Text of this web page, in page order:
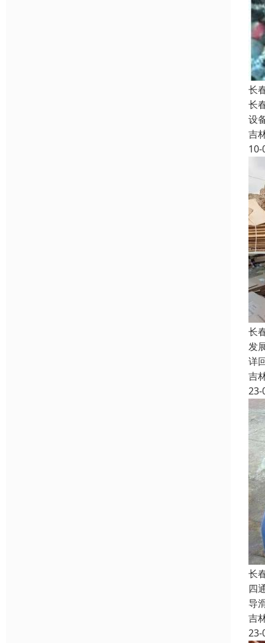
长
长
设
吉
10-
长
发
详
吉
23-
长
四
导
吉
23-